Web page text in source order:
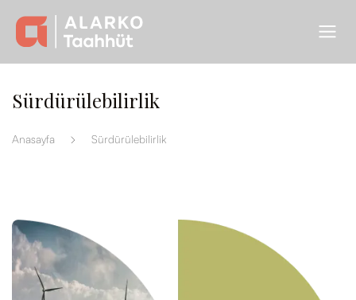
Sürdürülebilirlik
Anasayfa Sürdürülebilirlik